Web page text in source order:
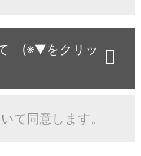
(※▼をクリッ
て同意します。